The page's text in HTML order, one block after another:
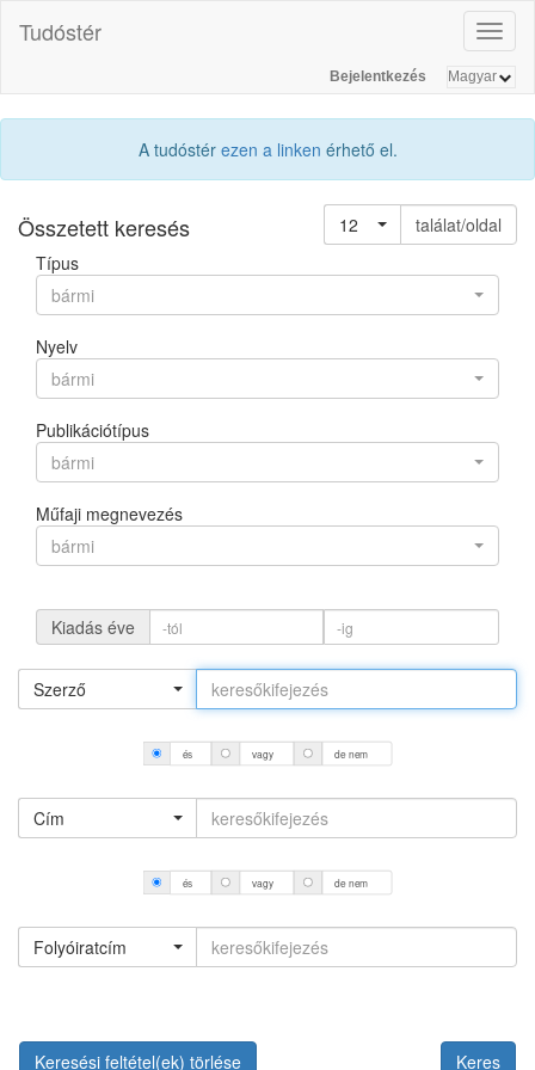
Tudóstér
Bejelentkezés
A tudóstér ezen a linken érhető el.
Összetett keresés 12
találat/oldal
Típus
bármi
Nyelv
bármi
Publikációtípus
bármi
Műfaji megnevezés
bármi
Kiadás éve
Szerző
és vagy de nem
Cím
és vagy de nem
Folyóiratcím
Keresési feltétel(ek) törlése